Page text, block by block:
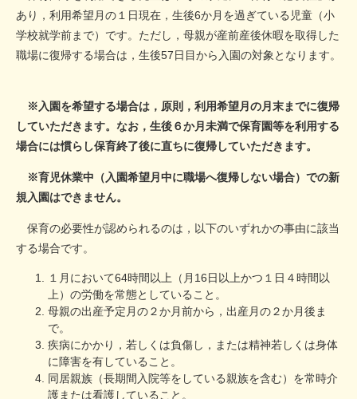
あり，利用希望月の１日現在，生後6か月を過ぎている児童（小
学校就学前まで）です。ただし，母親が産前産後休暇を取得した
職場に復帰する場合は，生後57日目から入園の対象となります。​
※入園を希望する場合は，原則，利用希望月の月末までに復帰
していただきます。なお，生後６か月未満で保育園等を利用する
場合には慣らし保育終了後に直ちに復帰していただきます。​
※育児休業中（入園希望月中に職場へ復帰しない場合）での新
規入園はできません。
​ 保育の必要性が認められるのは，以下のいずれかの事由に該当
する場合です。
１月において64時間以上（月16日以上かつ１日４時間以
上）の労働を常態としていること。
母親の出産予定月の２か月前から，出産月の２か月後ま
で。
疾病にかかり，若しくは負傷し，または精神若しくは身体
に障害を有していること。
同居親族（長期間入院等をしている親族を含む）を常時介
護または看護していること。